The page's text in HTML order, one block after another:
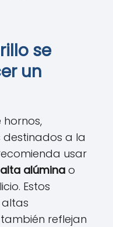
se
un
a la
usar
alúmina o
Estos
altas
reflejan